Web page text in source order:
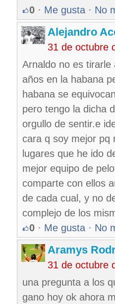
0 · Me gusta · No
Alejandro
31 de octubre
Arnaldo no es
años en la habana
habana se
pero tengo la dicha
orgullo de sentir.e
cara q soy mejor pq
lugares que he ido
mejor equipo de
comparte con ellos
de cada cual, y no
complejo de los
0 · Me gusta · No
Aramys
31 de octubre
una pregunta a los
gano hoy ok ahora